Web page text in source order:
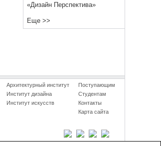
«Дизайн Перспектива»
Еще >>
Архитектурный институт
Институт дизайна
Институт искусств
Поступающим
Студентам
Контакты
Карта сайта